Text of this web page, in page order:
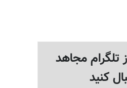
تلگرام مجاهد
کنید